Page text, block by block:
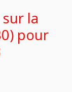
sur la
pour